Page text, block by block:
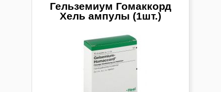
Гельземиум Гомаккорд
Хель ампулы (1шт.)